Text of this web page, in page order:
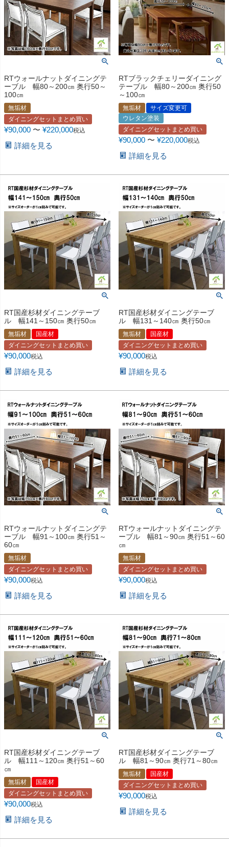
RTウォールナットダイニングテ
ーブル 幅80～200㎝ 奥行50～
100㎝
無垢材
ダイニングセットまとめ買い
¥90,000 〜 ¥220,000税込
詳細を見る
RTブラックチェリーダイニング
テーブル 幅80～200㎝ 奥行50
～100㎝
無垢材
サイズ変更可
ウレタン塗装
ダイニングセットまとめ買い
¥90,000 〜 ¥220,000税込
詳細を見る
RT国産杉材ダイニングテーブ
ル 幅141～150㎝ 奥行50㎝
無垢材
国産材
ダイニングセットまとめ買い
¥90,000税込
詳細を見る
RT国産杉材ダイニングテーブ
ル 幅131～140㎝ 奥行50㎝
無垢材
国産材
ダイニングセットまとめ買い
¥90,000税込
詳細を見る
RTウォールナットダイニングテ
ーブル 幅91～100㎝ 奥行51～
60㎝
無垢材
ダイニングセットまとめ買い
¥90,000税込
詳細を見る
RTウォールナットダイニングテ
ーブル 幅81～90㎝ 奥行51～60
㎝
無垢材
ダイニングセットまとめ買い
¥90,000税込
詳細を見る
RT国産杉材ダイニングテーブ
ル 幅111～120㎝ 奥行51～60
㎝
無垢材
国産材
ダイニングセットまとめ買い
¥90,000税込
詳細を見る
RT国産杉材ダイニングテーブ
ル 幅81～90㎝ 奥行71～80㎝
無垢材
国産材
ダイニングセットまとめ買い
¥90,000税込
詳細を見る